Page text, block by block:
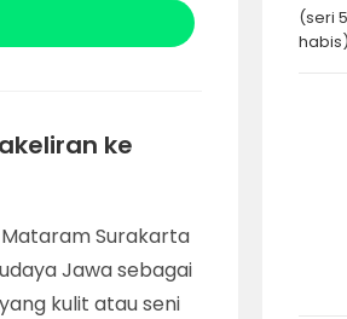
ke
Surakarta
Jawa sebagai
kulit atau seni